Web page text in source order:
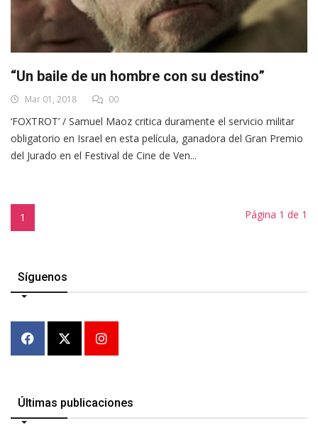
“Un baile de un hombre con su destino”
Mar 01, 2018 00
‘FOXTROT’ / Samuel Maoz critica duramente el servicio militar
obligatorio en Israel en esta película, ganadora del Gran Premio
del Jurado en el Festival de Cine de Ven...
1 Página 1 de 1
Síguenos
Últimas publicaciones